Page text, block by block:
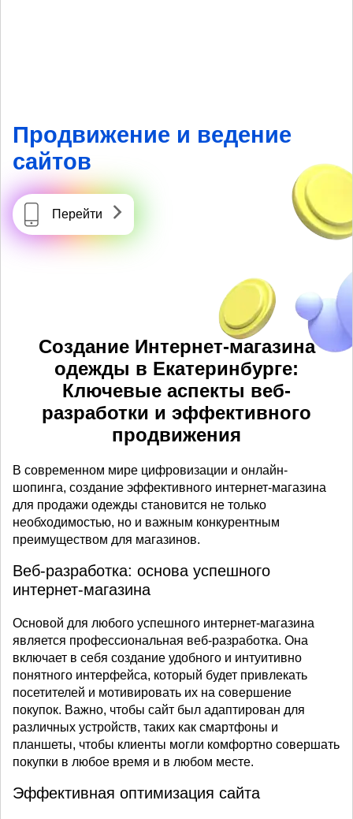
Продвижение и ведение
сайтов
Перейти
Создание Интернет-магазина
одежды в Екатеринбурге:
Ключевые аспекты веб-
разработки и эффективного
продвижения
В современном мире цифровизации и онлайн-
шопинга, создание эффективного интернет-магазина
для продажи одежды становится не только
необходимостью, но и важным конкурентным
преимуществом для магазинов.
Веб-разработка: основа успешного
интернет-магазина
Основой для любого успешного интернет-магазина
является профессиональная веб-разработка. Она
включает в себя создание удобного и интуитивно
понятного интерфейса, который будет привлекать
посетителей и мотивировать их на совершение
покупок. Важно, чтобы сайт был адаптирован для
различных устройств, таких как смартфоны и
планшеты, чтобы клиенты могли комфортно совершать
покупки в любое время и в любом месте.
Эффективная оптимизация сайта